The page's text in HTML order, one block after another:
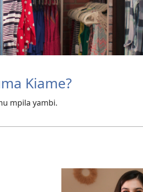
Kiame?
mpila yambi.